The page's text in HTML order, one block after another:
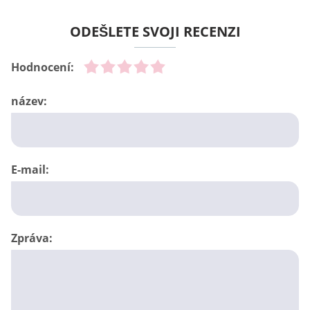
ODEŠLETE SVOJI RECENZI
Hodnocení:
název:
E-mail:
Zpráva: